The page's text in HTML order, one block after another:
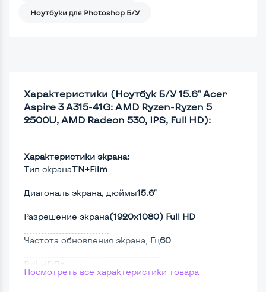
Ноутбуки для Photoshop Б/У
Характеристики (Ноутбук Б/У 15.6" Acer
Aspire 3 A315-41G: AMD Ryzen-Ryzen 5
2500U, AMD Radeon 530, IPS, Full HD):
Характеристики экрана:
Тип экранаTN+Film
Диагональ экрана, дюймы15.6"
Разрешение экрана(1920х1080) Full HD
Частота обновления экрана, Гц60
Full HD Да
Посмотреть все характеристики товара